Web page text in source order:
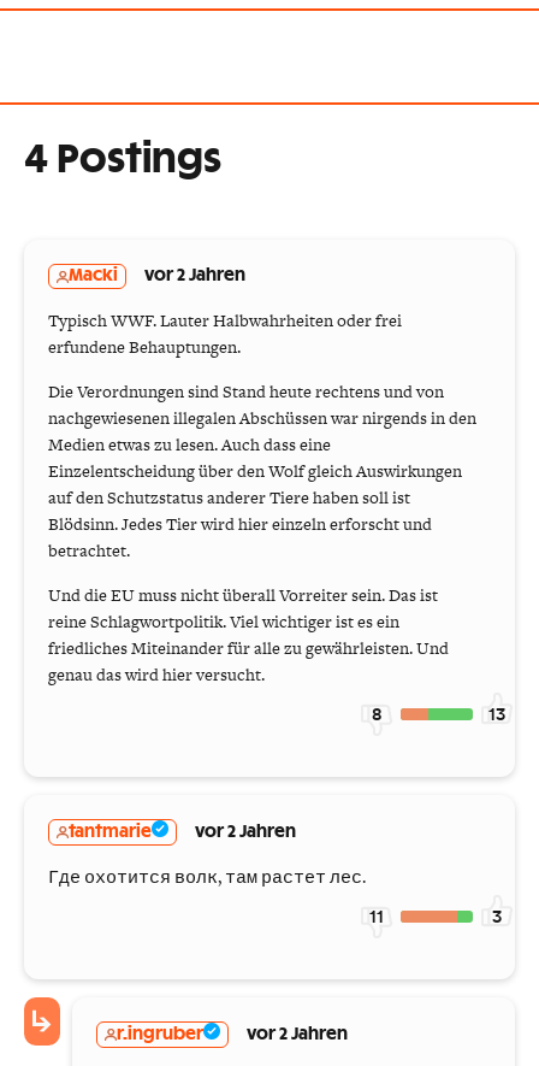
4 Postings
Macki vor 2 Jahren
Typisch WWF. Lauter Halbwahrheiten oder frei
erfundene Behauptungen.
Die Verordnungen sind Stand heute rechtens und von
nachgewiesenen illegalen Abschüssen war nirgends in den
Medien etwas zu lesen. Auch dass eine
Einzelentscheidung über den Wolf gleich Auswirkungen
auf den Schutzstatus anderer Tiere haben soll ist
Blödsinn. Jedes Tier wird hier einzeln erforscht und
betrachtet.
Und die EU muss nicht überall Vorreiter sein. Das ist
reine Schlagwortpolitik. Viel wichtiger ist es ein
friedliches Miteinander für alle zu gewährleisten. Und
genau das wird hier versucht.
8 13
tantmarie vor 2 Jahren
Где охотится волк, там растет лес.
11 3
r.ingruber vor 2 Jahren